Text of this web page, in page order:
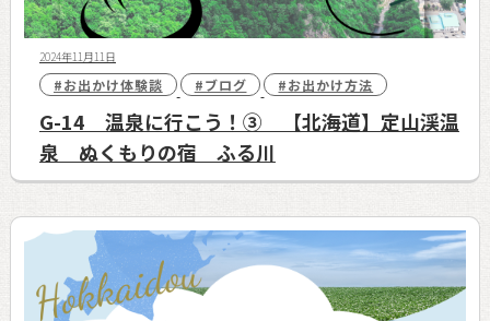
2024年11月11日
#お出かけ体験談 #ブログ #お出かけ方法
G-14 温泉に行こう！③ 【北海道】定山渓温
泉 ぬくもりの宿 ふる川